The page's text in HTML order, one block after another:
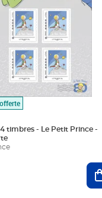
timbres - Le Petit Prince -